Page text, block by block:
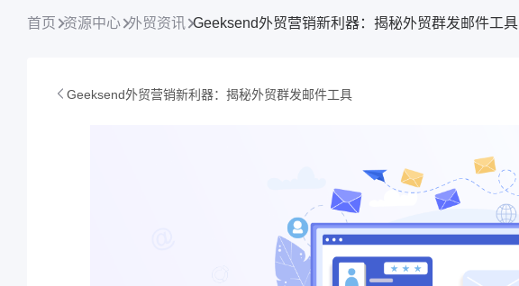
首页 资源中心 外贸资讯 Geeksend外贸营销新利器：揭秘外贸群发邮件工具
Geeksend外贸营销新利器：揭秘外贸群发邮件工具